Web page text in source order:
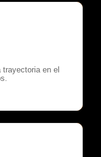
en el